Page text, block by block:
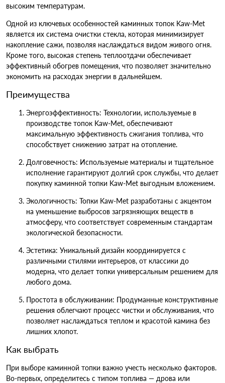
высоким температурам.
Одной из ключевых особенностей каминных топок Kaw-Met
является их система очистки стекла, которая минимизирует
накопление сажи, позволяя наслаждаться видом живого огня.
Кроме того, высокая степень теплоотдачи обеспечивает
эффективный обогрев помещения, что позволяет значительно
экономить на расходах энергии в дальнейшем.
Преимущества
Энергоэффективность: Технологии, используемые в
производстве топок Kaw-Met, обеспечивают
максимальную эффективность сжигания топлива, что
способствует снижению затрат на отопление.
Долговечность: Используемые материалы и тщательное
исполнение гарантируют долгий срок службы, что делает
покупку каминной топки Kaw-Met выгодным вложением.
Экологичность: Топки Kaw-Met разработаны с акцентом
на уменьшение выбросов загрязняющих веществ в
атмосферу, что соответствует современным стандартам
экологической безопасности.
Эстетика: Уникальный дизайн координируется с
различными стилями интерьеров, от классики до
модерна, что делает топки универсальным решением для
любого дома.
Простота в обслуживании: Продуманные конструктивные
решения облегчают процесс чистки и обслуживания, что
позволяет наслаждаться теплом и красотой камина без
лишних хлопот.
Как выбрать
При выборе каминной топки важно учесть несколько факторов.
Во-первых, определитесь с типом топлива — дрова или